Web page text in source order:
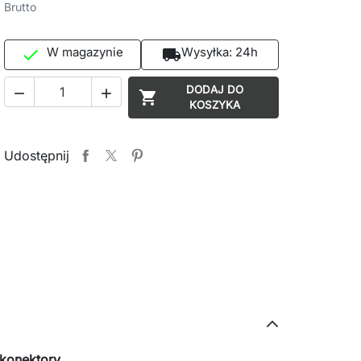
Brutto
 W magazynie local_shippingWysyłka: 24h
  
DODAJ DO
KOSZYKA
Udostępnij